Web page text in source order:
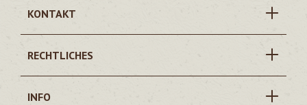
KONTAKT
RECHTLICHES
INFO